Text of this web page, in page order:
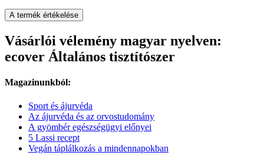
A termék értékelése
Vásárlói vélemény magyar nyelven:
ecover Általános tisztítószer
Magazinunkból:
Sport és ájurvéda
Az ájurvéda és az orvostudomány
A gyömbér egészségügyi előnyei
5 Lassi recept
Vegán táplálkozás a mindennapokban